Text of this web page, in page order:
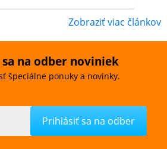
Zobraziť viac článkov
na odber noviniek
špeciálne ponuky a novinky.